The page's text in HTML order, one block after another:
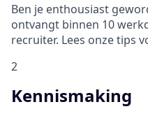
Ben je enthousiast
ontvangt binnen 10
recruiter. Lees onze tips
2
Kennismaking